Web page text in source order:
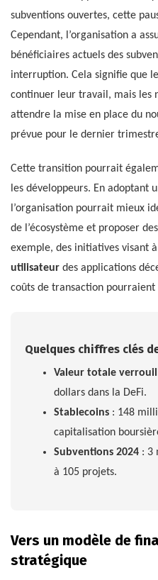
subventions ouvertes, cette
Cependant, l’organisation a
bénéficiaires actuels des
interruption. Cela signifie que
continuer leur travail, mais les
attendre la mise en place du
prévue pour le dernier
Cette transition pourrait
les développeurs. En adoptant
l’organisation pourrait mieux
de l’écosystème et proposer
exemple, des initiatives visant
utilisateur des applications
coûts de transaction pourraient
Quelques chiffres clés
Valeur totale
dollars dans la DeFi.
Stablecoins: 148
capitalisation
Subventions 2024: 3
à 105 projets.
Vers un modèle de
stratégique